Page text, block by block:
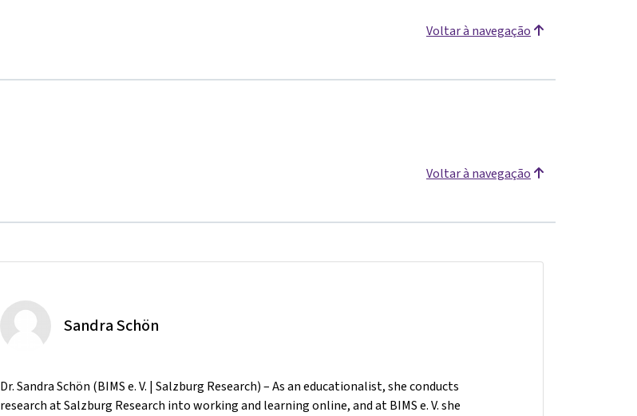
Voltar à navegação
Voltar à navegação
Sandra Schön
Dr. Sandra Schön (BIMS e. V. | Salzburg Research) – As an educationalist, she conducts
research at Salzburg Research into working and learning online, and at BIMS e. V. she